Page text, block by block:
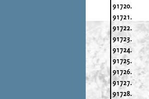
91720.
91721.
91722.
91723.
91724.
91725.
91726.
91727.
91728.